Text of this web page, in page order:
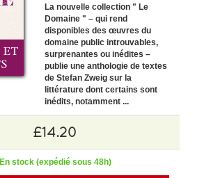
La nouvelle collection " Le
Domaine " – qui rend
disponibles des œuvres du
domaine public introuvables,
surprenantes ou inédites –
publie une anthologie de textes
de Stefan Zweig sur la
littérature dont certains sont
inédits, notamment ...
£14.20
En stock (expédié sous 48h)